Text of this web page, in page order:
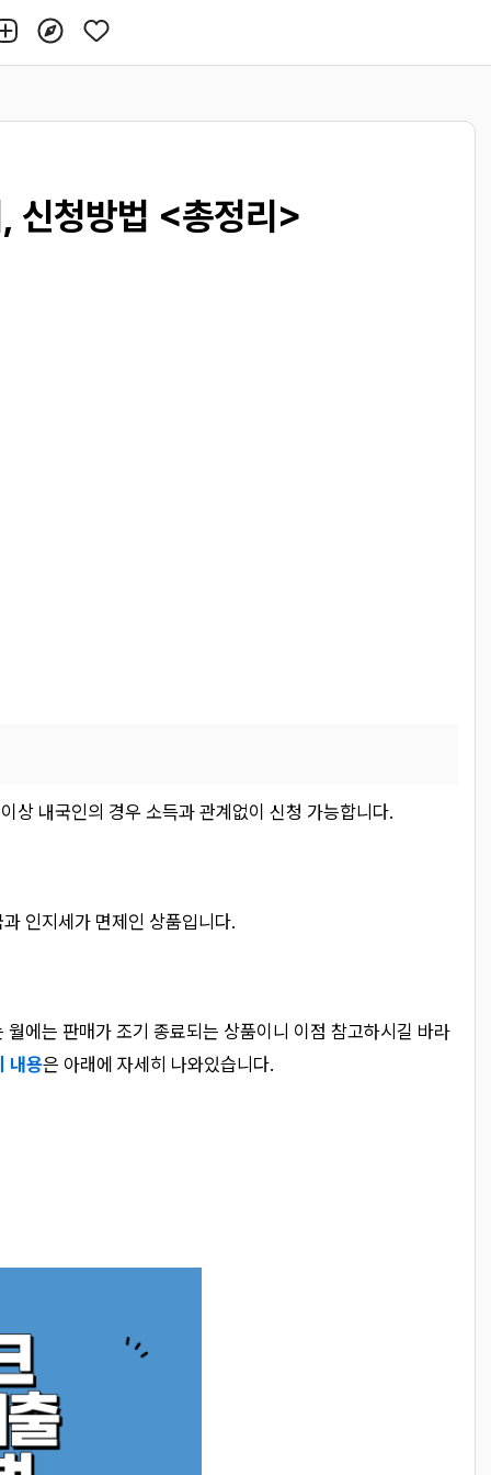
신청방법 <총정리>
상 내국인의 경우 소득과 관계없이 신청 가능합니다.
인지세가 면제인 상품입니다.
에는 판매가 조기 종료되는 상품이니 이점 참고하시길 바라
내용은 아래에 자세히 나와있습니다.